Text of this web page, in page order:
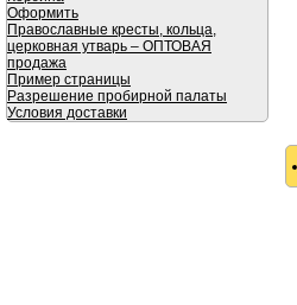
Оформить
Православные кресты, кольца,
церковная утварь – ОПТОВАЯ
продажа
Пример страницы
Разрешение пробирной палаты
Условия доставки